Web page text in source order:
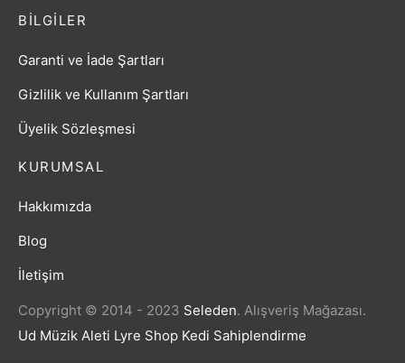
Copyright © 2014 - 2023 Seleden. Alışveriş Mağazası.
Ud Müzik Aleti Lyre Shop Kedi Sahiplendirme
KURUMSAL
Hakkımızda
Blog
İletişim
BILGILER
Garanti ve İade Şartları
Gizlilik ve Kullanım Şartları
Üyelik Sözleşmesi